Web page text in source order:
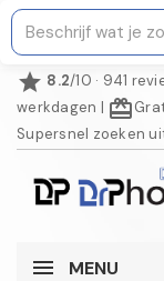
star 8.2/10 · 941
werkdagen | redeem
Supersnel zoeken
MENU